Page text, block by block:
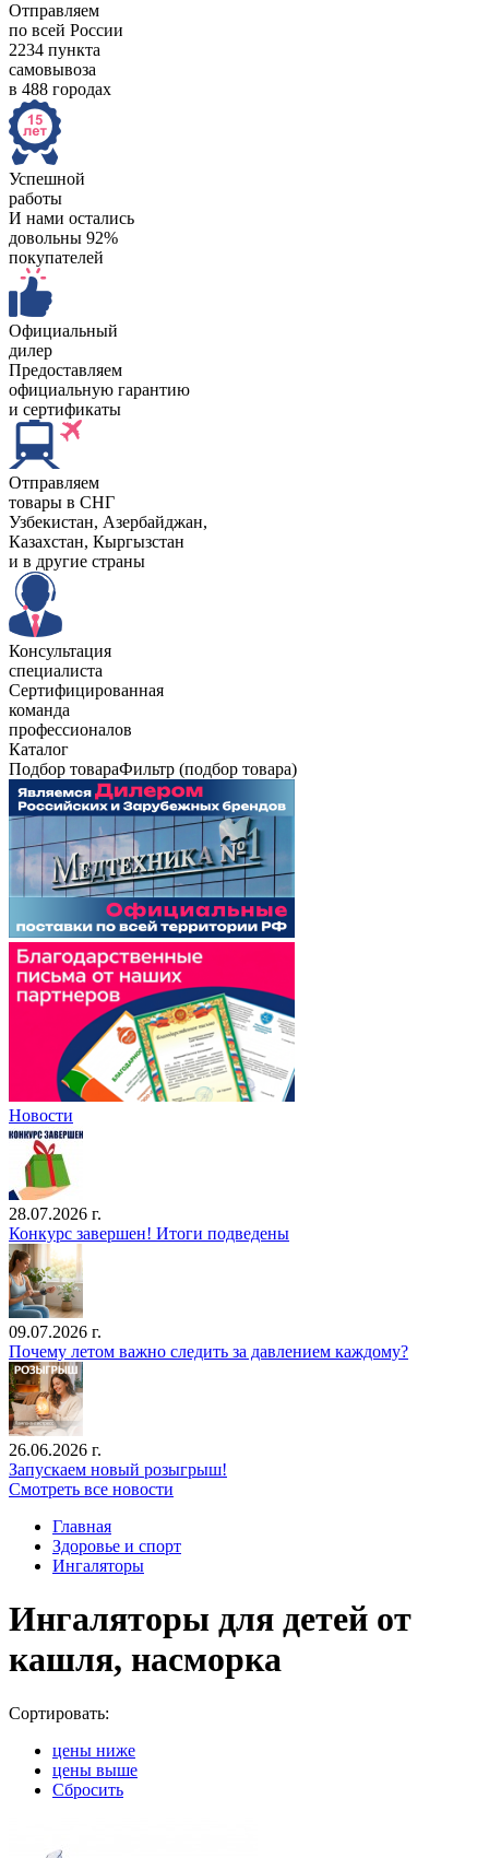
Отправляем
по всей России
2234 пункта
самовывоза
в 488 городах
Успешной
работы
И нами остались
довольны 92%
покупателей
Официальный
дилер
Предоставляем
официальную гарантию
и сертификаты
Отправляем
товары в СНГ
Узбекистан, Aзербайджан,
Казахстан, Кыргызстан
и в другие страны
Консультация
специалиста
Сертифицированная
команда
профессионалов
Каталог
Подбор товараФильтр (подбор товара)
Новости
28.07.2026 г.
Конкурс завершен! Итоги подведены
09.07.2026 г.
Почему летом важно следить за давлением каждому?
26.06.2026 г.
Запускаем новый розыгрыш!
Смотреть все новости
Главная
Здоровье и спорт
Ингаляторы
Ингаляторы для детей от
кашля, насморка
Сортировать:
цены ниже
цены выше
Сбросить